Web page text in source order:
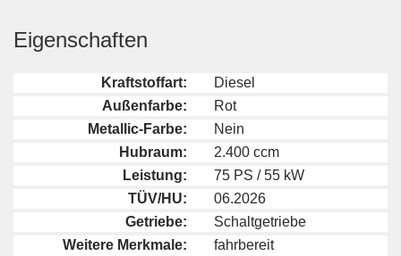
Eigenschaften
Kraftstoffart:
Diesel
Außenfarbe:
Rot
Metallic-Farbe:
Nein
Hubraum:
2.400 ccm
Leistung:
75 PS / 55 kW
TÜV/HU:
06.2026
Getriebe:
Schaltgetriebe
Weitere Merkmale:
fahrbereit